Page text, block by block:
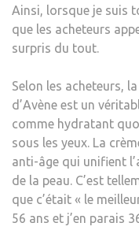
Ainsi, lorsque je suis
que les acheteurs
surpris du tout.
Selon les acheteurs,
d’Avène est un
comme hydratant
sous les yeux. La
anti-âge qui unifient
de la peau. C’est
que c’était « le
56 ans et j’en parais